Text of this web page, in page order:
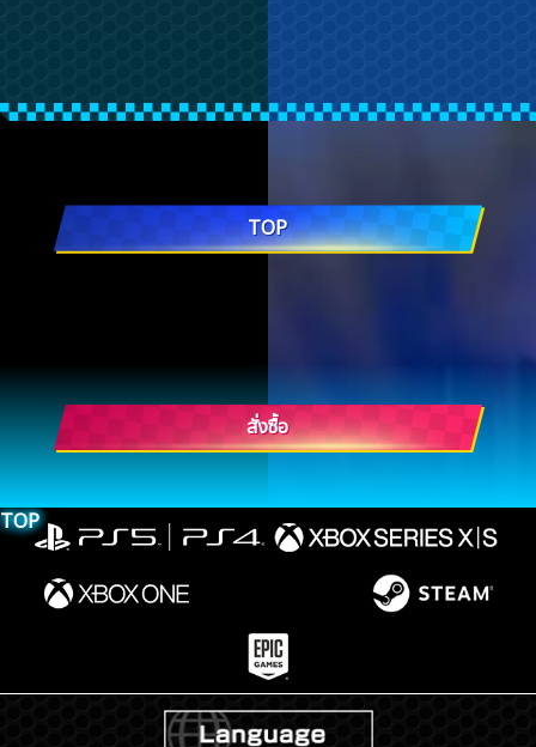
TOP
สั่งซื้อ
TOP